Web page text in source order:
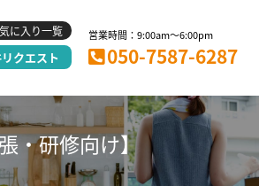
に入り一覧
クエスト
営業時間：9:00am～6:00pm
050-7587-6287
・研修向け】